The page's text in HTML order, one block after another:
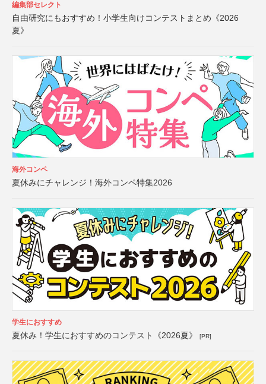
編集部セレクト
自由研究にもおすすめ！小学生向けコンテストまとめ《2026
夏》
海外コンペ
夏休みにチャレンジ！海外コンペ特集2026
学生におすすめ
夏休み！学生におすすめのコンテスト《2026夏》 [PR]